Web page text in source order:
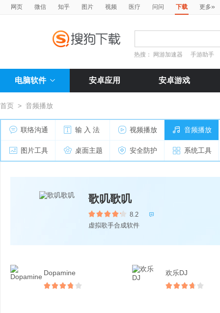
网页 微信 知乎 图片 视频 医疗 问问 下载 更多»
热搜： 网游加速器 手游助手
电脑软件 安卓应用 安卓游戏
首页 > 音频播放
联络沟通 输 入 法 视频播放 音频播放
图片工具 桌面主题 安全防护 系统工具
歌叽歌叽
8.2 
虚拟歌手合成软件
Dopamine 欢乐DJ